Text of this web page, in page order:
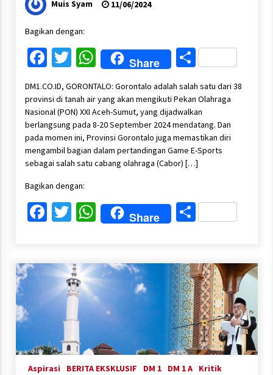
Muis Syam 11/06/2024
Bagikan dengan:
Facebook
Twitter
WhatsApp
Share Share
DM1.CO.ID, GORONTALO: Gorontalo adalah salah satu dari 38
provinsi di tanah air yang akan mengikuti Pekan Olahraga
Nasional (PON) XXI Aceh-Sumut, yang dijadwalkan
berlangsung pada 8-20 September 2024 mendatang. Dan
pada momen ini, Provinsi Gorontalo juga memastikan diri
mengambil bagian dalam pertandingan Game E-Sports
sebagai salah satu cabang olahraga (Cabor) […]
Bagikan dengan:
Facebook
Twitter
WhatsApp
Share Share
Aspirasi BERITA EKSKLUSIF DM 1 DM 1 A
Kritik